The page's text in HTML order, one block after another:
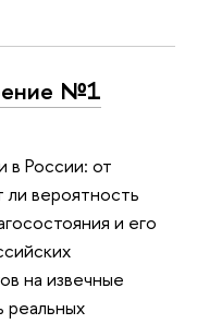
№1
России: от
ли вероятность
и его
на извечные
реальных